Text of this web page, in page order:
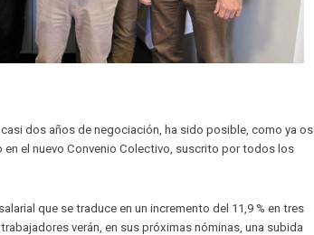
dos años de negociación, ha sido posible, como ya os
el nuevo Convenio Colectivo, suscrito por todos los
que se traduce en un incremento del 11,9 % en tres
verán, en sus próximas nóminas, una subida